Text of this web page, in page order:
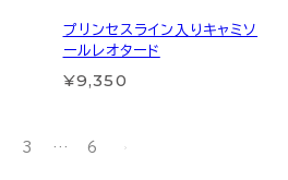
プリンセスライン入りキャミソ
ールレオタード
¥9,350
3 … 6